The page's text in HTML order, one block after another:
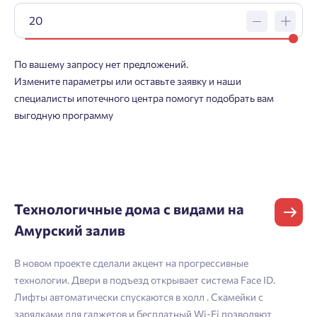
По вашему запросу нет предложений.
Измените параметры или оставьте заявку и наши
специалисты ипотечного центра помогут подобрать вам
выгодную программу
Телефон
Согласен получать информационную рассылку
Технологичные дома с видами на
Амурский залив
В новом проекте сделали акцент на прогрессивные
технологии. Двери в подъезд открывает система Face ID.
Лифты автоматически спускаются в холл . Скамейки с
зарядками для гаджетов и бесплатный Wi-Fi позволяют
Телефон
Согласен на обработкуперсональных данных
Делитесь подборками
телефона, кликнув на кнопку «Войти» ниже
и мы вышлем вам одноразовый код
подтверждения.
Введите номер телефона, чтобы войти или
зарегистрироваться.
Телефон
Мы отправили код на номер .
Выслать код повторно через 00:58.
Краснодар
Пермь
Владивосток
Астрахань
Подбор квартиры за 3 минуты